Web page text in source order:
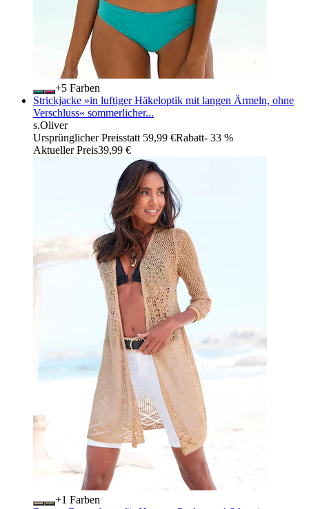
+
Farben
Strickjacke »in luftiger Häkeloptik mit langen Ärmeln, ohne
Verschluss« sommerlicher...
s.Oliver
Ursprünglicher Preisstatt 59,99 €Rabatt- 33 %
Aktueller Preis39,99 €
+
Farben